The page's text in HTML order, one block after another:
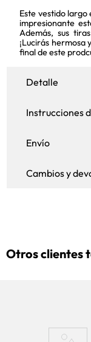
Este vestido
impresionante
Además, sus
¡Lucirás hermosa
final de este
Detalle
Instrucciones
Envío
Cambios y
Otros clientes